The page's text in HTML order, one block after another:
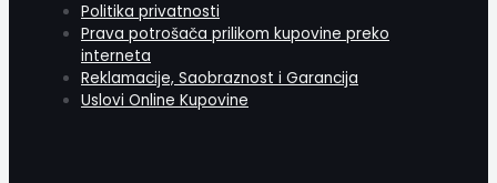
Politika privatnosti
Prava potrošača prilikom kupovine preko
interneta
Reklamacije, Saobraznost i Garancija
Uslovi Online Kupovine